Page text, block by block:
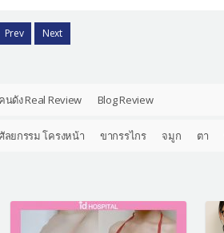
Prev Next
นดัง Real Review Blog Review
ลยกรรม โครงหน้า ขากรรไกร จมูก ตา